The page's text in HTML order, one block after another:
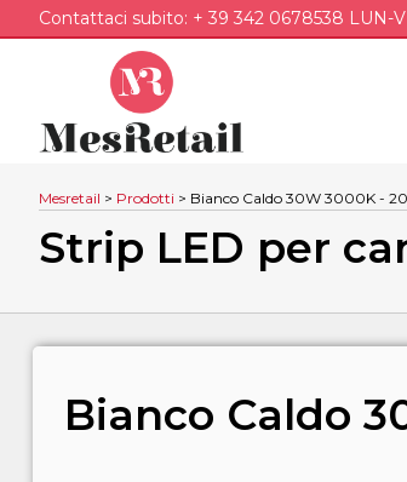
Contattaci subito: + 39 342 0678538 LUN-
Mesretail > Prodotti > Bianco Caldo 30W 3000K -
Strip LED per
Bianco Caldo